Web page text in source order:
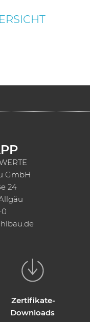
GmbH
24
0
Zertifikate-
Downloads